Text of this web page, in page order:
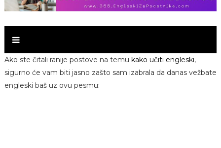
Ako ste čitali ranije postove na temu kako učiti engleski,
sigurno će vam biti jasno zašto sam izabrala da danas vežbate
engleski baš uz ovu pesmu: